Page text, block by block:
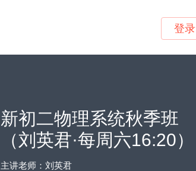
登录
新初二物理系统秋季班
（刘英君·每周六16:20）
主讲老师：刘英君